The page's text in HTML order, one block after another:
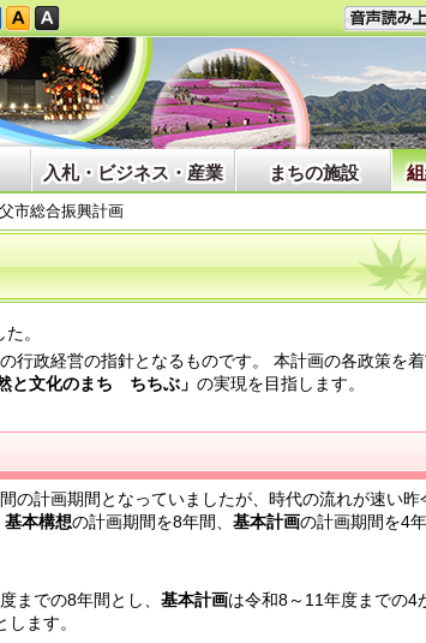
入札・ビジネス・産業 まちの施設
市総合振興計画
。
行政経営の指針となるものです。 本計画の各政策を
と文化のまち ちちぶ」 の実現を目指します。
の計画期間となっていましたが、時代の流れが速い昨
基本構想の計画期間を8年間、 基本計画の計画期間を4
までの8年間とし、 基本計画は令和8～11年度までの4
ます。